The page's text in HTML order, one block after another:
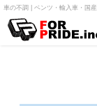
車の不調 | ベンツ・輸入車・国